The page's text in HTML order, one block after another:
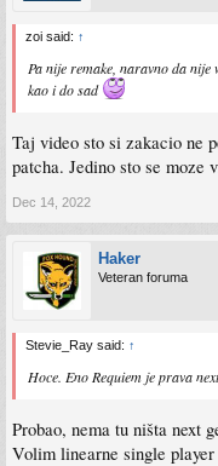
zoi said: ↑
Pa nije remake, naravno da
kao i do sad
Taj video sto si zakacio ne
patcha. Jedino sto se moze
Dec 14, 2022
Haker
Veteran foruma
Stevie_Ray said: ↑
Hoce. Eno Requiem je prava
Probao, nema tu ništa next
Volim linearne single